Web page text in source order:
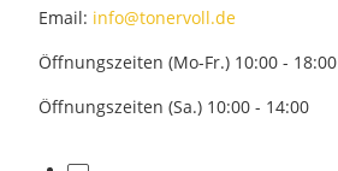
Email: info@tonervoll.de
Öffnungszeiten (Mo-Fr.) 10:00 - 18:00
Öffnungszeiten (Sa.) 10:00 - 14:00